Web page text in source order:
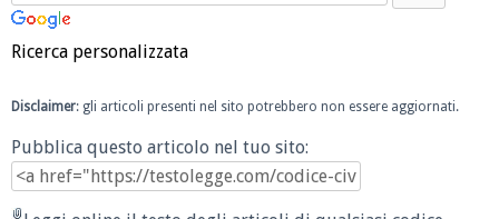
Ricerca personalizzata
Disclaimer: gli articoli presenti nel sito potrebbero non essere aggiornati.
Pubblica questo articolo nel tuo sito: